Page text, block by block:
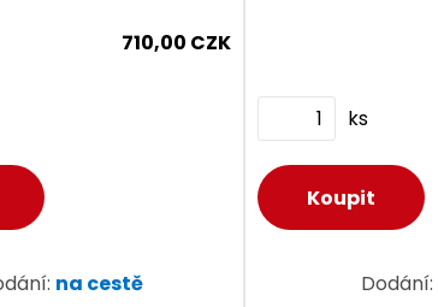
710,00 CZK
na cestě
ks
Dodání: